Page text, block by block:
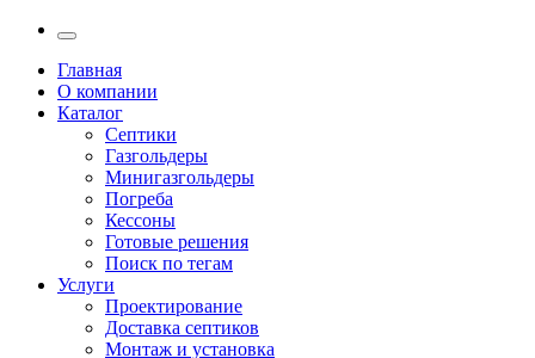
Главная
О компании
Каталог
Септики
Газгольдеры
Минигазгольдеры
Погреба
Кессоны
Готовые решения
Поиск по тегам
Услуги
Проектирование
Доставка септиков
Монтаж и установка